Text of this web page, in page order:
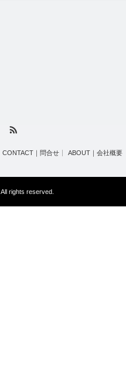
CONTACT｜問合せ ABOUT｜会社概要
All rights reserved.